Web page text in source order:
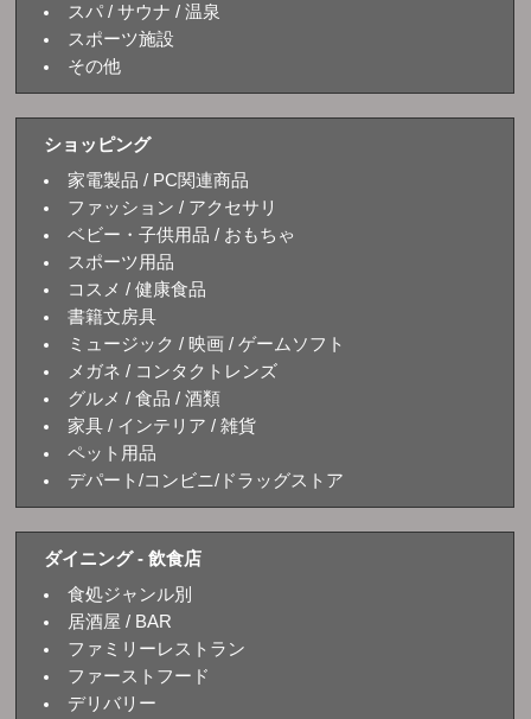
スパ / サウナ / 温泉
スポーツ施設
その他
ショッピング
家電製品 / PC関連商品
ファッション / アクセサリ
ベビー・子供用品 / おもちゃ
スポーツ用品
コスメ / 健康食品
書籍文房具
ミュージック / 映画 / ゲームソフト
メガネ / コンタクトレンズ
グルメ / 食品 / 酒類
家具 / インテリア / 雑貨
ペット用品
デパート/コンビニ/ドラッグストア
ダイニング - 飲食店
食処ジャンル別
居酒屋 / BAR
ファミリーレストラン
ファーストフード
デリバリー